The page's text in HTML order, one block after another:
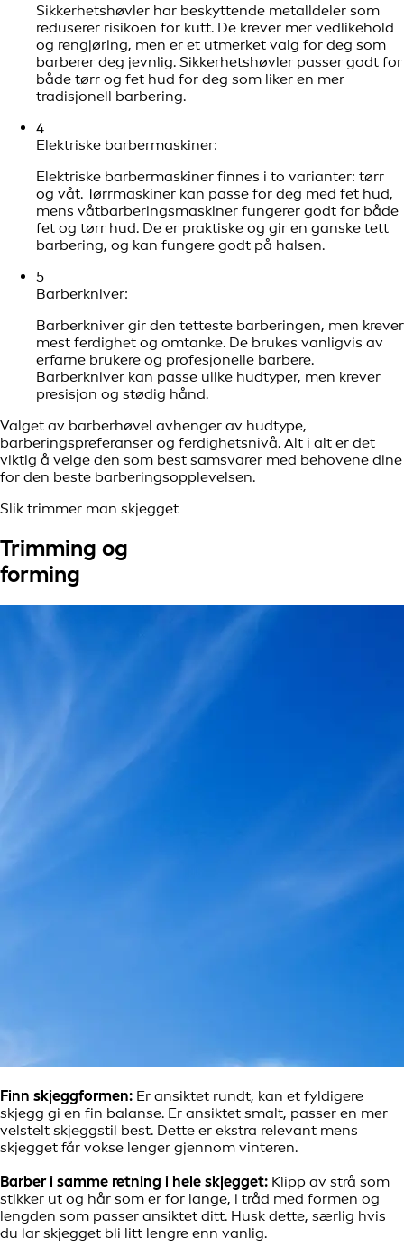
Sikkerhetshøvler har beskyttende metalldeler som
reduserer risikoen for kutt. De krever mer vedlikehold
og rengjøring, men er et utmerket valg for deg som
barberer deg jevnlig. Sikkerhetshøvler passer godt for
både tørr og fet hud for deg som liker en mer
tradisjonell barbering.
4
Elektriske barbermaskiner:
Elektriske barbermaskiner finnes i to varianter: tørr
og våt. Tørrmaskiner kan passe for deg med fet hud,
mens våtbarberingsmaskiner fungerer godt for både
fet og tørr hud. De er praktiske og gir en ganske tett
barbering, og kan fungere godt på halsen.
5
Barberkniver:
Barberkniver gir den tetteste barberingen, men krever
mest ferdighet og omtanke. De brukes vanligvis av
erfarne brukere og profesjonelle barbere.
Barberkniver kan passe ulike hudtyper, men krever
presisjon og stødig hånd.
Valget av barberhøvel avhenger av hudtype,
barberingspreferanser og ferdighetsnivå. Alt i alt er det
viktig å velge den som best samsvarer med behovene dine
for den beste barberingsopplevelsen.
Slik trimmer man skjegget
Trimming og
forming
Finn skjeggformen: Er ansiktet rundt, kan et fyldigere
skjegg gi en fin balanse. Er ansiktet smalt, passer en mer
velstelt skjeggstil best. Dette er ekstra relevant mens
skjegget får vokse lenger gjennom vinteren.
Barber i samme retning i hele skjegget: Klipp av strå som
stikker ut og hår som er for lange, i tråd med formen og
lengden som passer ansiktet ditt. Husk dette, særlig hvis
du lar skjegget bli litt lengre enn vanlig.